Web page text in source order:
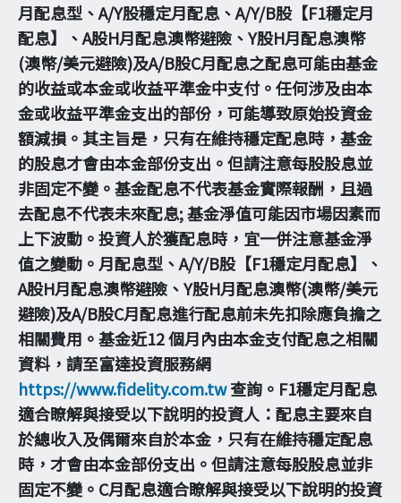
月配息型、A/Y股穩定月配息、A/Y/B股【F1穩定月
配息】、A股H月配息澳幣避險、Y股H月配息澳幣
(澳幣/美元避險)及A/B股C月配息之配息可能由基金
的收益或本金或收益平準金中支付。任何涉及由本
金或收益平準金支出的部份，可能導致原始投資金
額減損。其主旨是，只有在維持穩定配息時，基金
的股息才會由本金部份支出。但請注意每股股息並
非固定不變。基金配息不代表基金實際報酬，且過
去配息不代表未來配息; 基金淨值可能因市場因素而
上下波動。投資人於獲配息時，宜一併注意基金淨
值之變動。月配息型、A/Y/B股【F1穩定月配息】、
A股H月配息澳幣避險、Y股H月配息澳幣(澳幣/美元
避險)及A/B股C月配息進行配息前未先扣除應負擔之
相關費用。基金近12 個月內由本金支付配息之相關
資料，請至富達投資服務網
https://www.fidelity.com.tw查詢。F1穩定月配息
適合瞭解與接受以下說明的投資人：配息主要來自
於總收入及偶爾來自於本金，只有在維持穩定配息
時，才會由本金部份支出。但請注意每股股息並非
固定不變。C月配息適合瞭解與接受以下說明的投資